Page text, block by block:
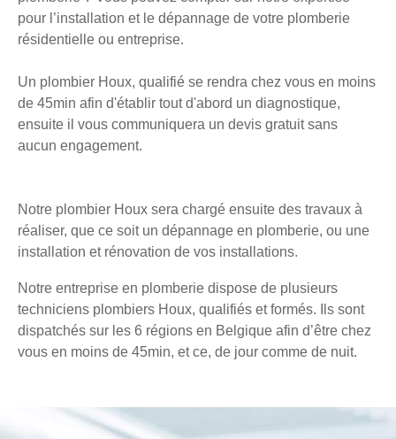
pour l’installation et le dépannage de votre plomberie
résidentielle ou entreprise.
Un plombier Houx, qualifié se rendra chez vous en moins
de 45min afin d'établir tout d'abord un diagnostique,
ensuite il vous communiquera un devis gratuit sans
aucun engagement.
Notre plombier Houx sera chargé ensuite des travaux à
réaliser, que ce soit un dépannage en plomberie, ou une
installation et rénovation de vos installations.
Notre entreprise en plomberie dispose de plusieurs
techniciens plombiers Houx, qualifiés et formés. Ils sont
dispatchés sur les 6 régions en Belgique afin d’être chez
vous en moins de 45min, et ce, de jour comme de nuit.